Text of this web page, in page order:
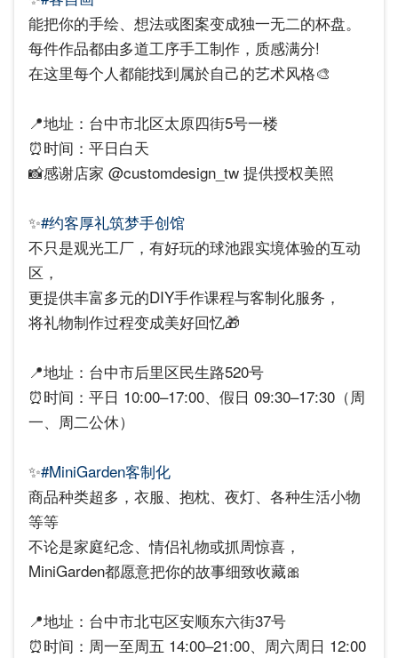
能把你的手绘、想法或图案变成独一无二的杯盘。
每件作品都由多道工序手工制作，质感满分!
在这里每个人都能找到属於自己的艺术风格🎨
📍地址：台中市北区太原四街5号一楼
⏰时间：平日白天
📸感谢店家 @customdesign_tw 提供授权美照
✨#约客厚礼筑梦手创馆
不只是观光工厂，有好玩的球池跟实境体验的互动
区，
更提供丰富多元的DIY手作课程与客制化服务，
将礼物制作过程变成美好回忆🎁
📍地址：台中市后里区民生路520号
⏰时间：平日 10:00–17:00、假日 09:30–17:30（周
一、周二公休）
✨#MiniGarden客制化
商品种类超多，衣服、抱枕、夜灯、各种生活小物
等等
不论是家庭纪念、情侣礼物或抓周惊喜，
MiniGarden都愿意把你的故事细致收藏🎀
📍地址：台中市北屯区安顺东六街37号
⏰时间：周一至周五 14:00–21:00、周六周日 12:00